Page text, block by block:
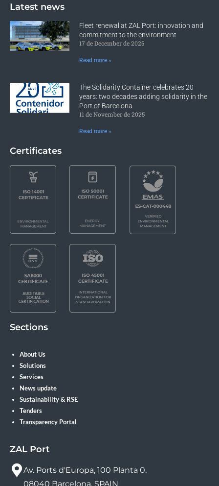
Latest news
Fleet renewal at ZAL Port: innovation and
commitment to the environment
17 de December de 2025
Read more »
The Solidarity Container celebrates 20
years: two decades adding solidarity in the
Port of Barcelona
11 de November de 2025
Read more »
Certificates
Sections
About Us
Solutions
Services
News update
Sustainability & RSE
Tenders
Transparency Portal
ZAL Port
Av. Ports d'Europa, 100 Planta 0.
08040 Barcelona, SPAIN